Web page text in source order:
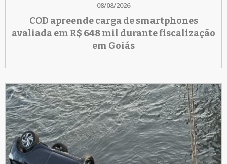
08/08/2026
COD apreende carga de smartphones
avaliada em R$ 648 mil durante fiscalização
em Goiás